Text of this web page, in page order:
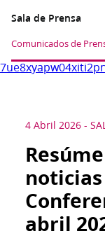
Sala de Prensa
Comunicados de
4 Abril 2026 -
abril